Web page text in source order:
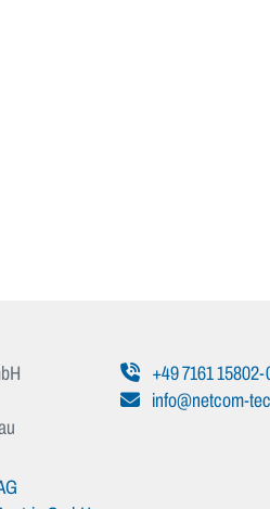
+49 7161 15802-
info@netcom-